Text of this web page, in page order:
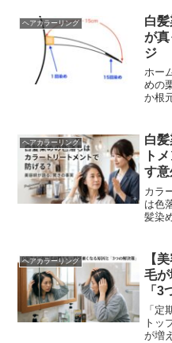
ヘアカラーリング
白
が
ジ
ホー
めの
か根
かも
ヘアカラーリング
白
ト
す
カラ
は色
髪染
こと
ヘアカラーリング
【
毛が
「3
「定
トッ
が増